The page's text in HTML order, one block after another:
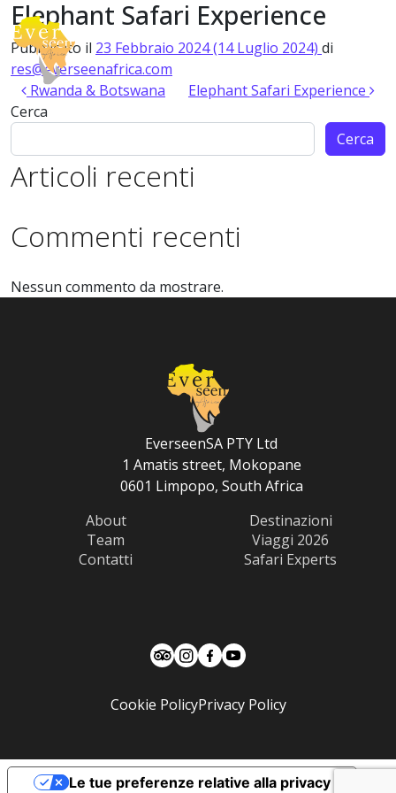
Vai al contenuto
Navigazione principale
Elephant Safari Experience
Pubblicato il 23 Febbraio 2024(14 Luglio 2024) di
res@everseenafrica.com
Navigazione articoli
Rwanda & Botswana
Elephant Safari Experience
Cerca
Cerca
Articoli recenti
Commenti recenti
Nessun commento da mostrare.
EverseenSA PTY Ltd
1 Amatis street, Mokopane
0601 Limpopo, South Africa
About
Team
Contatti
Destinazioni
Viaggi 2026
Safari Experts
Cookie PolicyPrivacy Policy
Le tue preferenze relative alla privacy